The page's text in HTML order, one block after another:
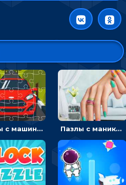
Пазлы с машинами Форд: собирать картинки и открывать новые Пазлы с маникюром: собери идеальный рисунок для ногтей